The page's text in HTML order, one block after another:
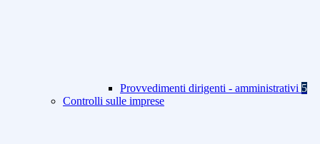
Provvedimenti dirigenti - amministrativi 5
Controlli sulle imprese